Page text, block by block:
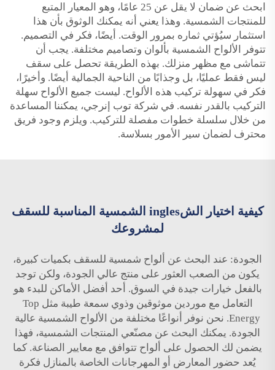
ابحث عن ضمان لا يقل عن 25 عامًا، وهو المعيار المتبع
للمنتجات الشمسية. وهذا يعني أنه يمكنك الوثوق بأن هذا
استثمار سيُؤتي ثماره بمرور الوقت. أيضًا، فكر في التصميم.
تتوفر الألواح الشمسية بألوان وتصاميم مختلفة. يجب أن
تتماشى مع مظهر منزلك. بهذه الطريقة تحصل على سقف
ليس فقط عمليًا، بل وجذابًا من الناحية الجمالية أيضًا. وأخيرًا،
فكر في سهولة تركيب هذه الألواح. ليست جميع الألواح سهلة
التركيب بالقدر نفسه. في شركة توب إنرجي، يمكننا المساعدة
من خلال سلسلة خطوات مفصلة للتركيب. ويلزم وجود فريق
محترف لضمان سير الأمور بسلاسة.
كيفية اختيار الشingles الشمسية المناسبة للسقف
لمشروعك
الجودة: عند البحث عن ألواح شمسية للسقف بكميات كبيرة،
يكون من الصعب العثور على منتج عالي الجودة، ولكن توجد
بالفعل خيارات جيدة في السوق. أحد أفضل الأماكن للبدء هو
التعامل مع موردين موثوقين وذوي سمعة طيبة مثل Top
Energy. نحن نوفر أنواعًا مختلفة من الألواح الشمسية عالية
الجودة. يمكنك البحث عن مصنّعي المنتجات الشمسية، فهذا
يضمن لك الحصول على ألواح تتوافق مع معايير الصناعة. كما
يُعد حضور المعارض أو المهرجانات الخاصة بالمنازل فكرة